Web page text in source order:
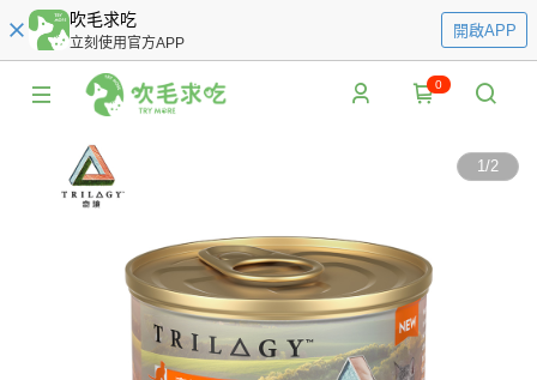
吹毛求吃
立刻使用官方APP
開啟APP
0
1/2